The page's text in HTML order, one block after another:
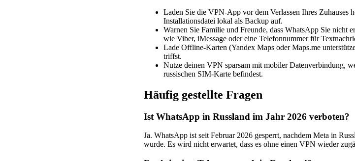
Laden Sie die VPN-App vor dem Verlassen Ihres Zuhauses
Installationsdatei lokal als Backup auf.
Warnen Sie Familie und Freunde, dass WhatsApp Sie
wie Viber, iMessage oder eine Telefonnummer für
Lade Offline-Karten (Yandex Maps oder Maps.me
triffst.
Nutze deinen VPN sparsam mit mobiler Datenverbindung,
russischen SIM-Karte befindest.
Häufig gestellte Fragen
Ist WhatsApp in Russland im Jahr 2026 verboten?
Ja. WhatsApp ist seit Februar 2026 gesperrt, nachdem Meta in
wurde. Es wird nicht erwartet, dass es ohne einen VPN wieder